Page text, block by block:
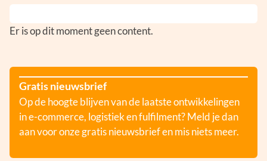
Er is op dit moment geen content.
Gratis nieuwsbrief
Op de hoogte blijven van de laatste ontwikkelingen
in e-commerce, logistiek en fulfilment? Meld je dan
aan voor onze gratis nieuwsbrief en mis niets meer.